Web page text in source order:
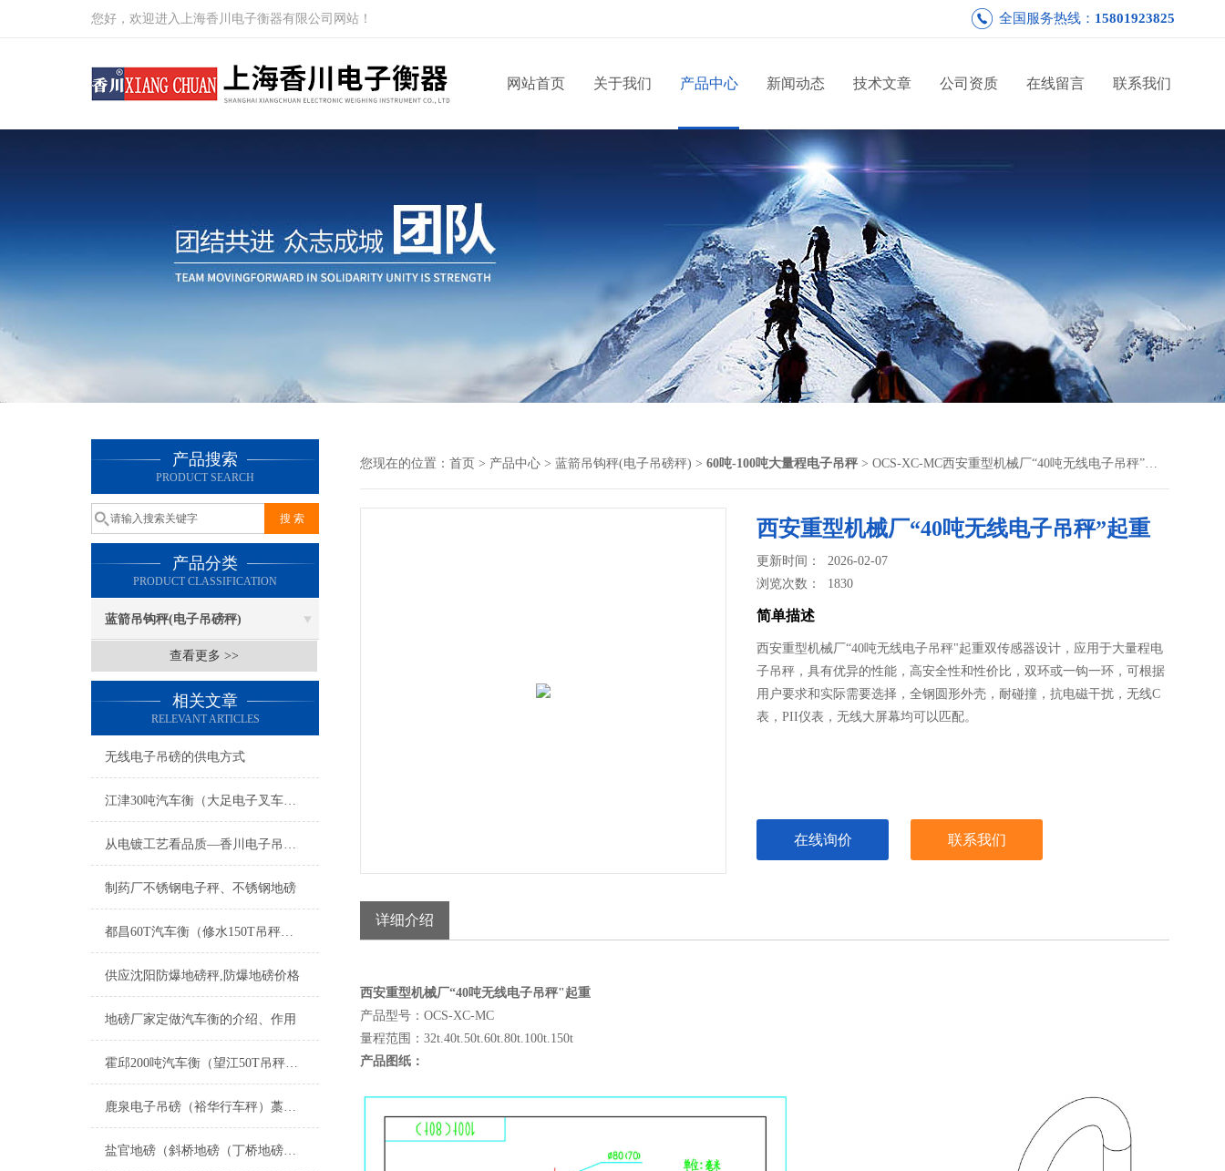
您好，欢迎进入上海香川电子衡器有限公司网站！ 全国服务热线： 15801923825
网站首页 关于我们 产品中心 新闻动态 技术文章 公司资质 在线留言 联系我们
产品搜索
PRODUCT SEARCH
产品分类
PRODUCT CLASSIFICATION
蓝箭吊钩秤(电子吊磅秤)
查看更多 >>
相关文章
RELEVANT ARTICLES
无线电子吊磅的供电方式
江津30吨汽车衡（大足电子叉车秤）万州10T地磅）会东轮椅称维修
从电镀工艺看品质—香川电子吊钩秤
制药厂不锈钢电子秤、不锈钢地磅
都昌60T汽车衡（修水150T吊秤（宣桥汽车磅秤）柴桑100吨地磅维修
供应沈阳防爆地磅秤,防爆地磅价格
地磅厂家定做汽车衡的介绍、作用
霍邱200吨汽车衡（望江50T吊秤）潘集汽车衡）滁州80吨地磅维修
鹿泉电子吊磅（裕华行车秤）藁城吊称维修
盐官地磅（斜桥地磅（丁桥地磅（袁花地磅）黄湾地磅）尖山地磅维修
您现在的位置： 首页 > 产品中心 > 蓝箭吊钩秤(电子吊磅秤) > 60吨-100吨大量程电子吊秤 > OCS-XC-MC西安重型机械厂“40吨无线电子吊秤”起重
西安重型机械厂“40吨无线电子吊秤”起重
更新时间： 2026-02-07
浏览次数： 1830
简单描述
西安重型机械厂“40吨无线电子吊秤"起重双传感器设计，应用于大量程电
子吊秤，具有优异的性能，高安全性和性价比，双环或一钩一环，可根据
用户要求和实际需要选择，全钢圆形外壳，耐碰撞，抗电磁干扰，无线C
表，PII仪表，无线大屏幕均可以匹配。
在线询价 联系我们
详细介绍
西安重型机械厂“40吨无线电子吊秤"起重
产品型号：OCS-XC-MC
量程范围：32t.40t.50t.60t.80t.100t.150t
产品图纸：